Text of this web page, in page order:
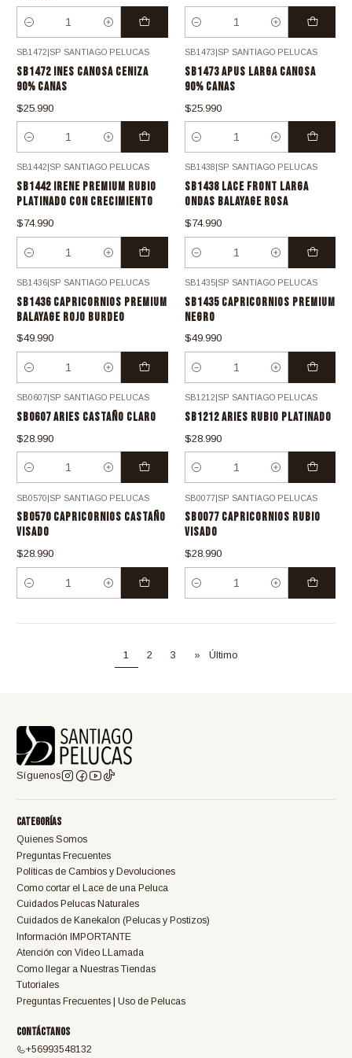
Cantidad Cantidad
SB1472|SP SANTIAGO PELUCAS
SB1472 INES CANOSA CENIZA
90% CANAS
$25.990
Cantidad
SB1473|SP SANTIAGO PELUCAS
SB1473 APUS LARGA CANOSA
90% CANAS
$25.990
Cantidad
SB1442|SP SANTIAGO PELUCAS
SB1442 IRENE PREMIUM RUBIO
PLATINADO CON CRECIMIENTO
$74.990
Cantidad
SB1438|SP SANTIAGO PELUCAS
SB1438 LACE FRONT LARGA
ONDAS BALAYAGE ROSA
$74.990
Cantidad
SB1436|SP SANTIAGO PELUCAS
SB1436 CAPRICORNIOS PREMIUM
BALAYAGE ROJO BURDEO
$49.990
Cantidad
SB1435|SP SANTIAGO PELUCAS
SB1435 CAPRICORNIOS PREMIUM
NEGRO
$49.990
Cantidad
SB0607|SP SANTIAGO PELUCAS
SB0607 ARIES CASTAÑO CLARO
$28.990
Cantidad
SB1212|SP SANTIAGO PELUCAS
SB1212 ARIES RUBIO PLATINADO
$28.990
Cantidad
SB0570|SP SANTIAGO PELUCAS
SB0570 CAPRICORNIOS CASTAÑO
VISADO
$28.990
Cantidad
SB0077|SP SANTIAGO PELUCAS
SB0077 CAPRICORNIOS RUBIO
VISADO
$28.990
Cantidad
1 2 3 » Último
Síguenos
Categorías
Quienes Somos
Preguntas Frecuentes
Políticas de Cambios y Devoluciones
Como cortar el Lace de una Peluca
Cuidados Pelucas Naturales
Cuidados de Kanekalon (Pelucas y Postizos)
Información IMPORTANTE
Atención con Video LLamada
Como llegar a Nuestras Tiendas
Tutoriales
Preguntas Frecuentes | Uso de Pelucas
Contáctanos
+56993548132